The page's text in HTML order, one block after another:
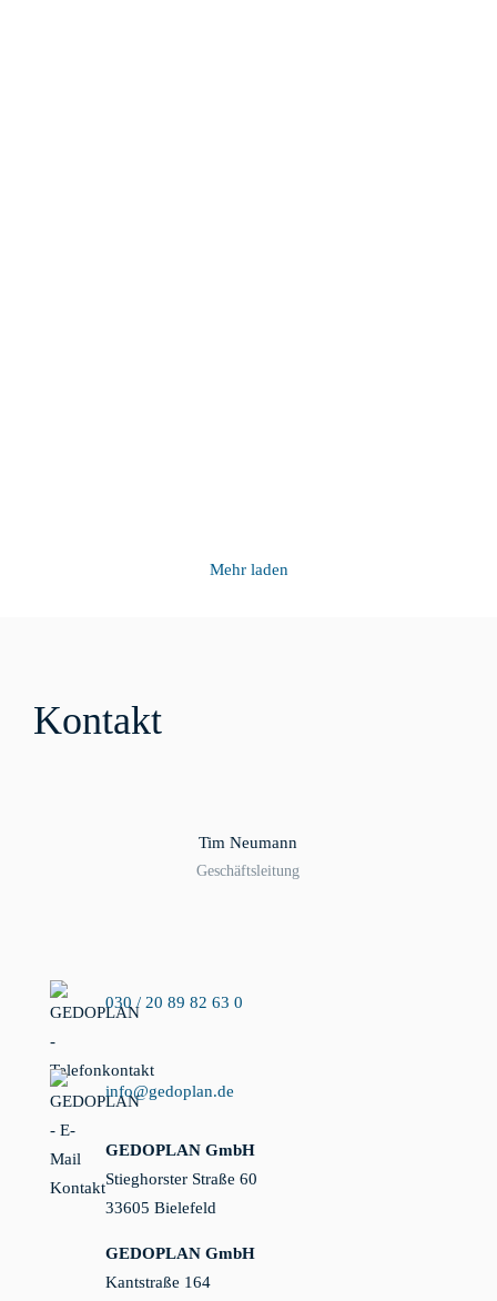
Mehr laden
Kontakt
Tim Neumann
Geschäftsleitung
030 / 20 89 82 63 0
info@gedoplan.de
GEDOPLAN GmbH
Stieghorster Straße 60
33605 Bielefeld
GEDOPLAN GmbH
Kantstraße 164